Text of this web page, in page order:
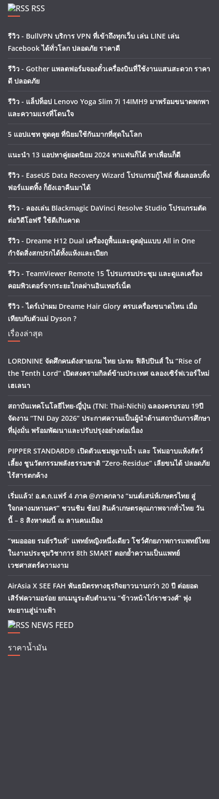
RSS
รีวิว - BullVPN บริการ VPN ที่เข้าถึงทุกเว็บ เล่น LINE เล่น
Facebook ได้ทั่วโลก ปลอดภัย ราคาดี
รีวิว - Gother แพลตฟอร์มจองตั๋วเครื่องบินที่ใช้งานแสนสะดวก ราคา
ดี ปลอดภัย
รีวิว - แล็ปท็อป Lenovo Yoga Slim 7i 14IMH9 มาพร้อมขนาดพกพา
และความแรงที่โดนใจ
5 แอปแชท พูดคุย ที่นิยมใช้กันมากที่สุดในโลก
แนะนำ 13 แอปหาคู่ยอดนิยม 2024 หาแฟนก็ได้ หาเพื่อนก็ดี
รีวิว - EaseUS Data Recovery Wizard โปรแกรมกู้ไฟล์ ที่เผลอลบทิ้ง
ฟอร์แมตทิ้ง ก็ยังเอาคืนมาได้
รีวิว - ลองเล่น Blackmagic DaVinci Resolve Studio โปรแกรมตัด
ต่อวิดีโอฟรี ใช้ดีเกินคาด
รีวิว - Dreame H12 Dual เครื่องถูพื้นและดูดฝุ่นแบบ All in One
กำจัดสิ่งสกปรกได้ทั้งแห้งและเปียก
รีวิว - TeamViewer Remote 15 โปรแกรมประชุม และดูแลเครื่อง
คอมพิวเตอร์จากระยะไกลผ่านอินเทอร์เน็ต
รีวิว - ไดร์เป่าผม Dreame Hair Glory ครบเครื่องขนาดไหน เมื่อ
เทียบกับตัวแม่ Dyson ?
เรื่องล่าสุด
LORDNINE จัดศึกคนดังสายเกม ไทย ปะทะ ฟิลิปปินส์ ใน “Rise of
the Tenth Lord” เปิดสงครามกิลด์ข้ามประเทศ ฉลองเซิร์ฟเวอร์ใหม่
เฮเลนา
สถาบันเทคโนโลยีไทย-ญี่ปุ่น (TNI: Thai-Nichi) ฉลองครบรอบ 19ปี
จัดงาน “TNI Day 2026” ประกาศความเป็นผู้นำด้านสถาบันการศึกษา
ที่มุ่งมั่น พร้อมพัฒนาและปรับปรุงอย่างต่อเนื่อง
PIPPER STANDARD® เปิดตัวแชมพูอาบน้ำ และ โฟมอาบแห้งสัตว์
เลี้ยง ชูนวัตกรรมพลังธรรมชาติ “Zero-Residue” เลียขนได้ ปลอดภัย
ไร้สารตกค้าง
เริ่มแล้ว! อ.ต.ก.แฟร์ 4 ภาค @ภาคกลาง “มนต์เสน่ห์เกษตรไทย สู่
ใจกลางมหานคร” ชวนชิม ช้อป สินค้าเกษตรคุณภาพจากทั่วไทย วัน
นี้ – 8 สิงหาคมนี้ ณ ลานคนเมือง
“หมอออย รมย์รวินท์” แพทย์หญิงหนึ่งเดียว โชว์ศักยภาพการแพทย์ไทย
ในงานประชุมวิชาการ 8th SMART ตอกย้ำความเป็นแพทย์
เวชศาสตร์ความงาม
AirAsia X SEE FAH พันธมิตรทางธุรกิจยาวนานกว่า 20 ปี ต่อยอด
เสิร์ฟความอร่อย ยกเมนูระดับตำนาน “ข้าวหน้าไก่ราชวงศ์” พุ่ง
ทะยานสู่น่านฟ้า
NEWS FEED
ราคาน้ำมัน